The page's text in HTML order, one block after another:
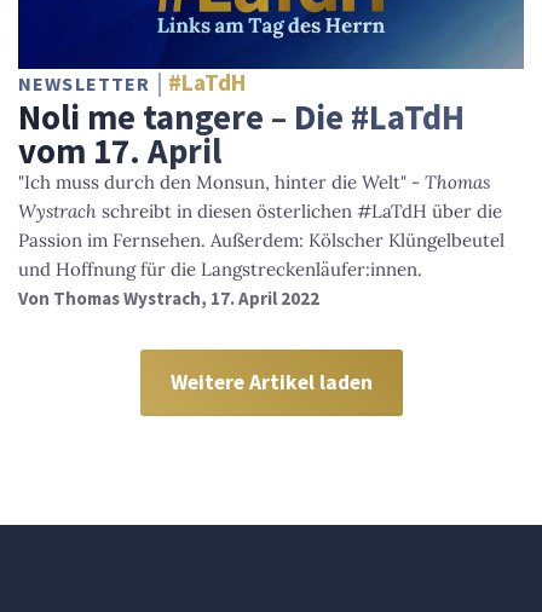
NEWSLETTER #LaTdH
Noli me tangere – Die #LaTdH
vom 17. April
"Ich muss durch den Monsun, hinter die Welt" - Thomas
Wystrach schreibt in diesen österlichen #LaTdH über die
Passion im Fernsehen. Außerdem: Kölscher Klüngelbeutel
und Hoffnung für die Langstreckenläufer:innen.
Von Thomas Wystrach, 17. April 2022
Weitere Artikel laden